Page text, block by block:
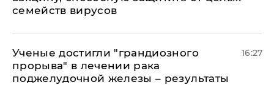
семейств вирусов
Ученые достигли "грандиозного
прорыва" в лечении рака
поджелудочной железы – результаты
16:27